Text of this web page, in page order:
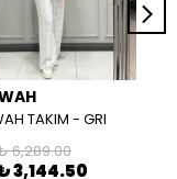
TAKIM - GRI
6,289.00
3,144.50